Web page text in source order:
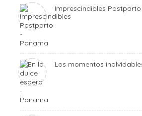
Imprescindibles Postparto
Los momentos